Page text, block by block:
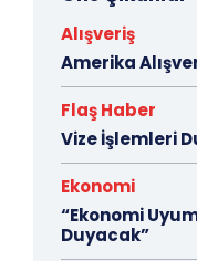
Alışveriş
Amerika
Flaş Haber
Vize İşlemleri
Ekonomi
“Ekonomi
Duyacak”